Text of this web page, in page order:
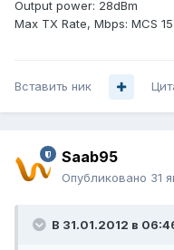
Output power: 28dBm
Max TX Rate, Mbps: MCS
Вставить ник
Saab95
Опубликовано 31
В 31.01.2012 в